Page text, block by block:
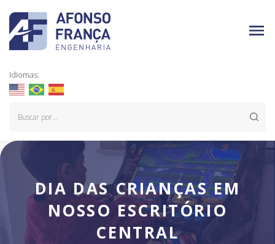
Idiomas:
DIA DAS CRIANÇAS EM
NOSSO ESCRITÓRIO
CENTRAL